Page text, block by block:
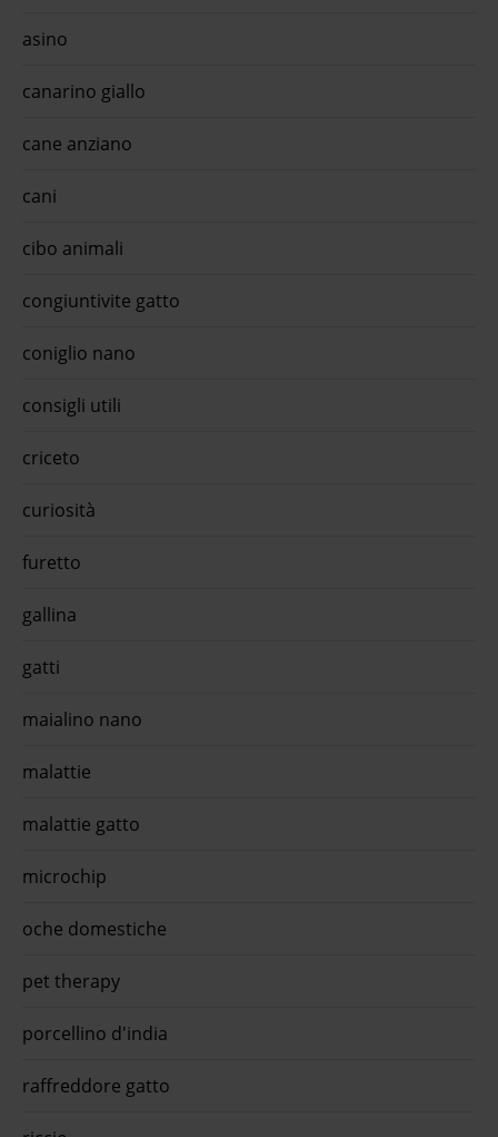
asino
canarino giallo
cane anziano
cani
cibo animali
congiuntivite gatto
coniglio nano
consigli utili
criceto
curiosità
furetto
gallina
gatti
maialino nano
malattie
malattie gatto
microchip
oche domestiche
pet therapy
porcellino d'india
raffreddore gatto